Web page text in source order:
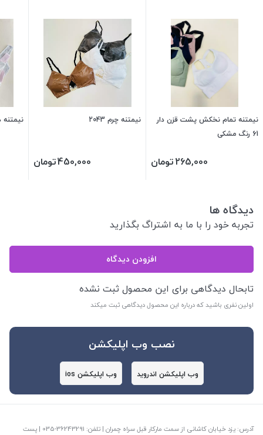
نیمتنه تمام نخکش پشت قزن دار
61 رنگ مشکی
265,000تومان
نیمتنه چرم 2043
450,000تومان
نیمتنه
دیدگاه ها
تجربه خود را با ما به اشتراگ بگذارید
افزودن دیدگاه
تابحال دیدگاهی برای این محصول ثبت نشده
اولین نفری باشید که درباره این محصول دیدگاهی ثبت میکند
نصب وب اپلیکشن
وب اپلیکشن اندروید وب اپلیکشن ios
آدرس: یزد خیابان کاشانی از سمت مارکار قبل سراه چمران | تلفن: ‎035-36243291 | پست